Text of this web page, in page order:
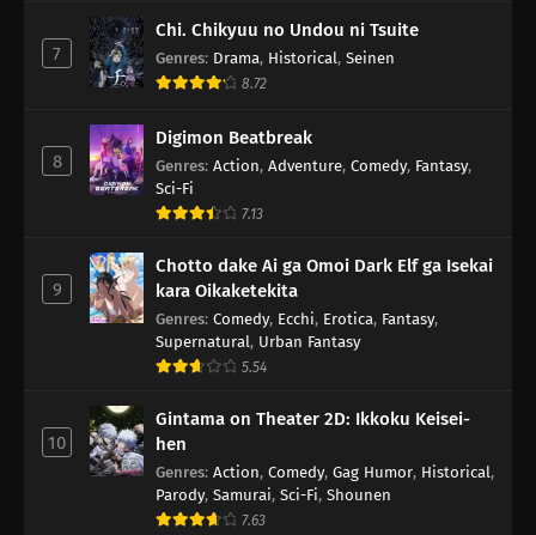
7
Chi. Chikyuu no Undou ni Tsuite
Genres: Drama, Historical , Seinen
8.72
8
Digimon Beatbreak
Genres: Action, Adventure, Comedy, Fantasy,
Sci-Fi
7.13
9
Chotto dake Ai ga Omoi Dark Elf ga Isekai
kara Oikaketekita
Genres: Comedy, Ecchi, Erotica, Fantasy,
Supernatural, Urban Fantasy
5.54
10
Gintama on Theater 2D: Ikkoku Keisei-
hen
Genres: Action, Comedy, Gag Humor, Historical,
Parody, Samurai, Sci-Fi, Shounen
7.63